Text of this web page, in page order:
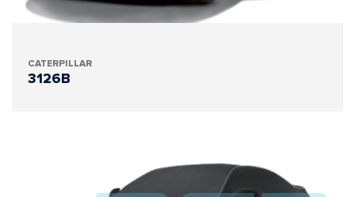
CATERPILLAR
3126B